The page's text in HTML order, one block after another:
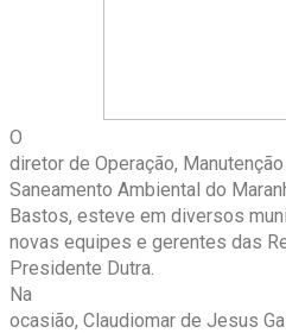
O
diretor de Operação,
Saneamento Ambiental do
Bastos, esteve em diversos
novas equipes e gerentes das
Presidente Dutra.
Na
ocasião, Claudiomar de Jesus